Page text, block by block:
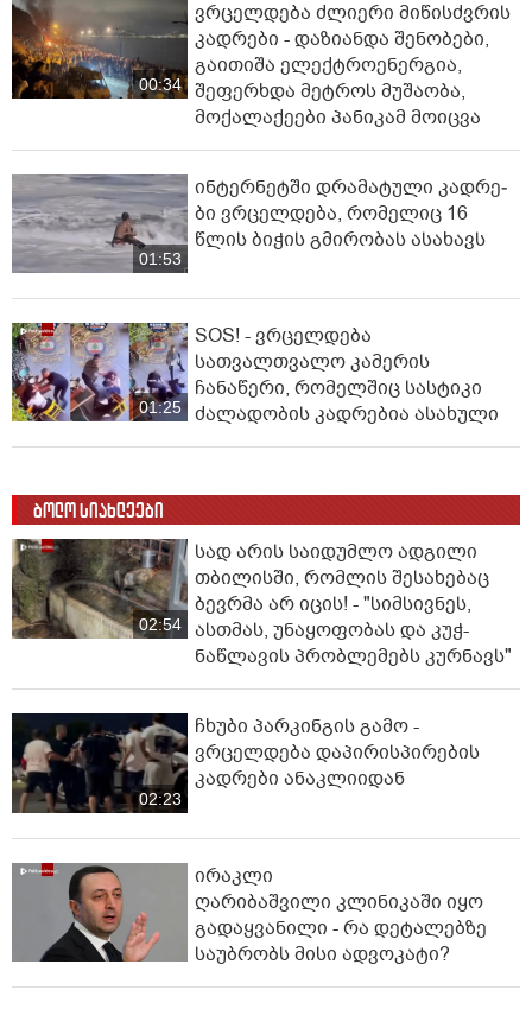
00:34
ვრცელდება ძლიერი მიწისძვრის
კადრები - დაზიანდა შენობები,
გაითიშა ელექტროენერგია,
შეფერხდა მეტროს მუშაობა,
მოქალაქეები პანიკამ მოიცვა
01:53
ინ­ტერ­ნეტ­ში დრა­მა­ტუ­ლი კად­რე­
ბი ვრცელდება, რომელიც 16
წლის ბიჭის გმირობას ასახავს
01:25
SOS! - ვრცელდება
სათვალთვალო კამერის
ჩანაწერი, რომელშიც სასტიკი
ძალადობის კადრებია ასახული
ბოლო სიახლეები
02:54
სად არის საიდუმლო ადგილი
თბილისში, რომლის შესახებაც
ბევრმა არ იცის! - "სიმსივნეს,
ასთმას, უნაყოფობას და კუჭ-
ნაწლავის პრობლემებს კურნავს"
02:23
ჩხუბი პარკინგის გამო -
ვრცელდება დაპირისპირების
კადრები ანაკლიიდან
ირაკლი
ღარიბაშვილი კლინიკაში იყო
გადაყვანილი - რა დეტალებზე
საუბრობს მისი ადვოკატი?